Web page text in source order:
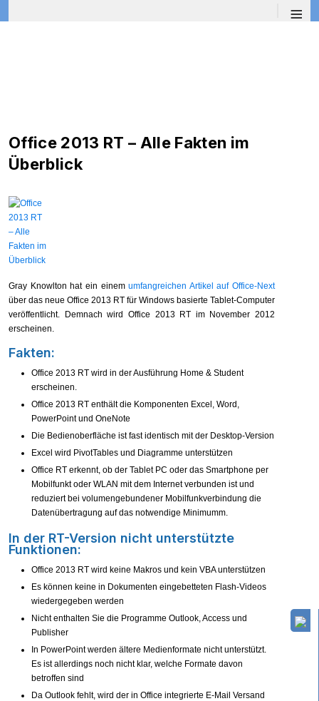
≡
Office 2013 RT – Alle Fakten im
Überblick
Gray Knowlton hat ein einemumfangreichen Artikel auf Office-Next
über das neue Office 2013 RT für Windows basierte Tablet-Computer
veröffentlicht. Demnach wird Office 2013 RT im November 2012
erscheinen.
Fakten:
Office 2013 RT wird in der Ausführung Home & Student
erscheinen.
Office 2013 RT enthält die Komponenten Excel, Word,
PowerPoint und OneNote
Die Bedienoberfläche ist fast identisch mit der Desktop-Version
Excel wird PivotTables und Diagramme unterstützen
Office RT erkennt, ob der Tablet PC oder das Smartphone per
Mobilfunkt oder WLAN mit dem Internet verbunden ist und
reduziert bei volumengebundener Mobilfunkverbindung die
Datenübertragung auf das notwendige Minimumm.
In der RT-Version nicht unterstützte
Funktionen:
Office 2013 RT wird keine Makros und kein VBA unterstützen
Es können keine in Dokumenten eingebetteten Flash-Videos
wiedergegeben werden
Nicht enthalten Sie die Programme Outlook, Access und
Publisher
In PowerPoint werden ältere Medienformate nicht unterstützt.
Es ist allerdings noch nicht klar, welche Formate davon
betroffen sind
Da Outlook fehlt, wird der in Office integrierte E-Mail Versand